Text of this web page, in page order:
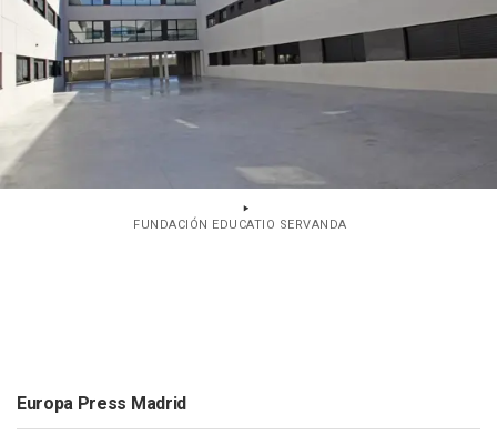
FUNDACIÓN EDUCATIO SERVANDA
Europa Press Madrid